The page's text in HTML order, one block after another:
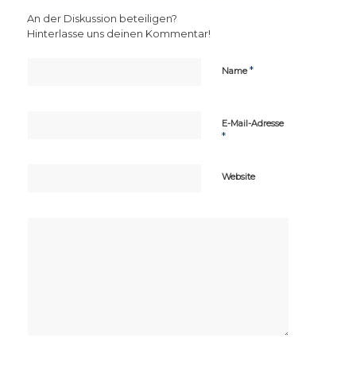
An der Diskussion beteiligen?
Hinterlasse uns deinen Kommentar!
Name*
E-Mail-Adresse
*
Website